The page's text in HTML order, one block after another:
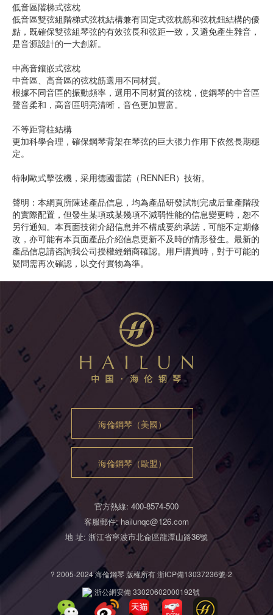
低音區階梯式弦枕
低音區雙弦組階梯式弦枕結構兼有固定式弦枕筋和弦枕鈕結構的優
點，既確保雙弦組琴弦的有效弦長和弦距一致，又避免產生雜音，
是音源設計的一大創新。
中高音鑲嵌式弦枕
中音區、高音區的弦枕筋選用不同材質。
根據不同音區的振動頻率，選用不同材質的弦枕，使鋼琴的中音區
聲音柔和，高音區明亮清晰，音色更加豐富。
不等距背柱結構
更加科學合理，確保鋼琴背架在琴弦的巨大張力作用下依然長期穩
定。
特制歐式擊弦機，采用德國雷諾（RENNER）技術。
聲明：本網頁所陳述產品信息，均為產品研發試制完成后量產階段
的實際配置，但發生某項或某幾項不減弱性能的信息變更時，恕不
另行通知。本頁面技術介紹信息并不構成要約承諾，可能不定期修
改，亦可能有本頁面產品介紹信息更新不及時的情形發生。最新的
產品信息請咨詢我公司授權經銷商確認。用戶購買時，對于可能的
疑問需再次確認，以交付實物為準。
海倫鋼琴（美國）
海倫鋼琴（歐盟）
官方熱線: 400-8574-500
客服郵件: hailunqc@126.com
地 址: 浙江省寧波市北侖區龍潭山路36號
? 2005-2024 海倫鋼琴 版權所有浙ICP備13037236號-2
浙公網安備 33020602000192號